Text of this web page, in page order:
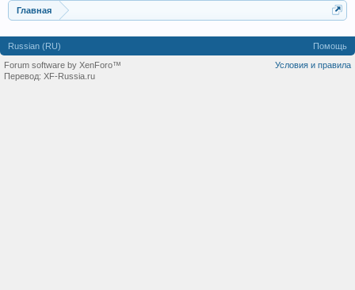
Главная
Russian (RU)
Помощь
Условия и правила
Forum software by XenForo™
Перевод: XF-Russia.ru